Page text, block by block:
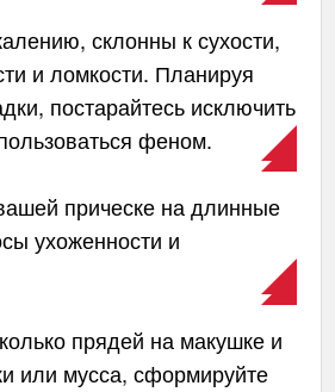
склонны к сухости,
и ломкости. Планируя
постарайтесь исключить
феном.
прическе на длинные
ухоженности и
прядей на макушке и
или мусса, сформируйте